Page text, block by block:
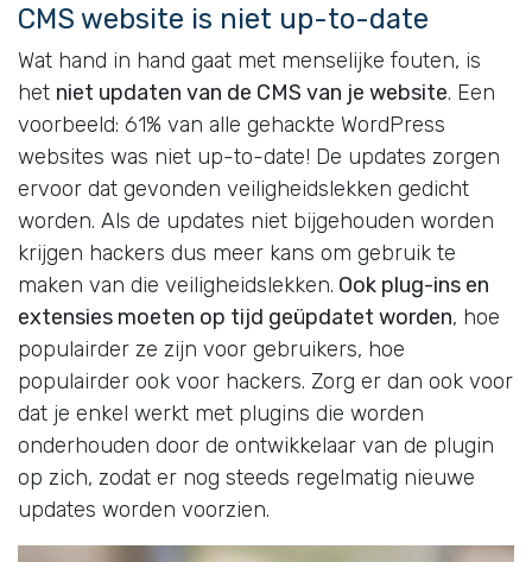
CMS website is niet up-to-date
Wat hand in hand gaat met menselijke fouten, is
het niet updaten van de CMS van je website. Een
voorbeeld: 61% van alle gehackte WordPress
websites was niet up-to-date! De updates zorgen
ervoor dat gevonden veiligheidslekken gedicht
worden. Als de updates niet bijgehouden worden
krijgen hackers dus meer kans om gebruik te
maken van die veiligheidslekken. Ook plug-ins en
extensies moeten op tijd geüpdatet worden, hoe
populairder ze zijn voor gebruikers, hoe
populairder ook voor hackers. Zorg er dan ook voor
dat je enkel werkt met plugins die worden
onderhouden door de ontwikkelaar van de plugin
op zich, zodat er nog steeds regelmatig nieuwe
updates worden voorzien.